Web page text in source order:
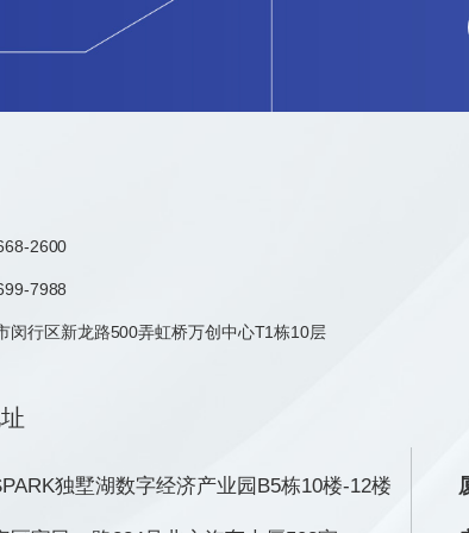
2600
7988
闵行区新龙路500弄虹桥万创中心T1栋10层
独墅湖数字经济产业园B5栋10楼-12楼